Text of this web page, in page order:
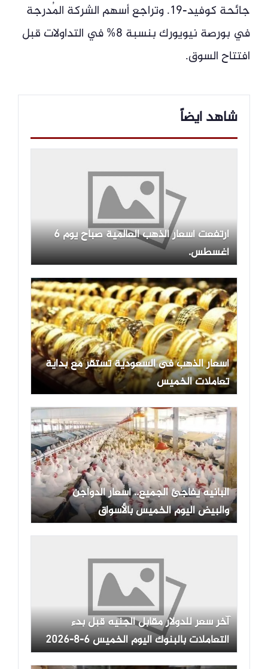
جائحة كوفيد-19. وتراجع أسهم الشركة المُدرجة
في بورصة نيويورك بنسبة 8% في التداولات قبل
افتتاح السوق.
شاهد ايضاً
ارتفعت أسعار الذهب العالمية صباح يوم 6
أغسطس.
أسعار الذهب فى السعودية تستقر مع بداية
تعاملات الخميس
البانيه يفاجئ الجميع.. أسعار الدواجن
والبيض اليوم الخميس بالأسواق
آخر سعر للدولار مقابل الجنيه قبل بدء
التعاملات بالبنوك اليوم الخميس 6-8-2026